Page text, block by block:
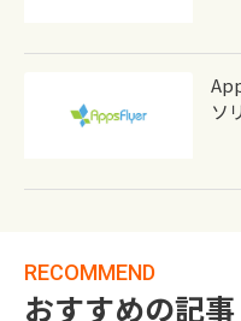
ソ
RECOMMEND
おすすめの記事